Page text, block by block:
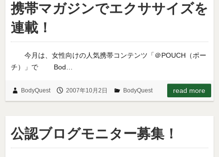
携帯マガジンでエクササイズを
連載！
今月は、女性向けの人気携帯コンテンツ「＠POUCH（ポー
チ）」で Bod…
BodyQuest 2007年10月2日 BodyQuest read more
公認ブログモニター募集！